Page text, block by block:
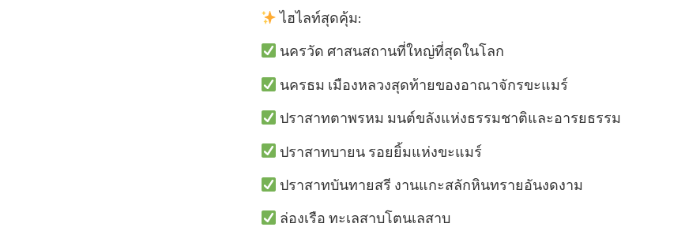
ไฮไลท์สุดคุ้ม:
นครวัด ศาสนสถานที่ใหญ่ที่สุดในโลก
นครธม เมืองหลวงสุดท้ายของอาณาจักรขะแมร์
ปราสาทตาพรหม มนต์ขลังแห่งธรรมชาติและอารยธรรม
ปราสาทบายน รอยยิ้มแห่งขะแมร์
ปราสาทบันทายสรี งานแกะสลักหินทรายอันงดงาม
ล่องเรือ ทะเลสาบโตนเลสาบ